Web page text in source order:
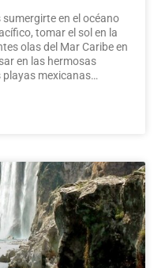
sumergirte en el océano
tomar el sol en la
olas del Mar Caribe en
en las hermosas
playas mexicanas
excelente clima y las